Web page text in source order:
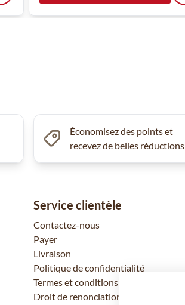
Économisez des points et
recevez de belles réductions
Service clientèle
Contactez-nous
Payer
Livraison
Politique de confidentialité
Termes et conditions
Droit de renonciation